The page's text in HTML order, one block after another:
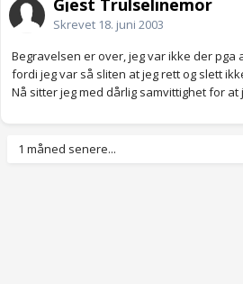
Gjest Trulselinemor
Skrevet 18. juni 2003
Begravelsen er over, jeg var ikke der
fordi jeg var så sliten at jeg rett og slett
Nå sitter jeg med dårlig samvittighet for at
1 måned senere...